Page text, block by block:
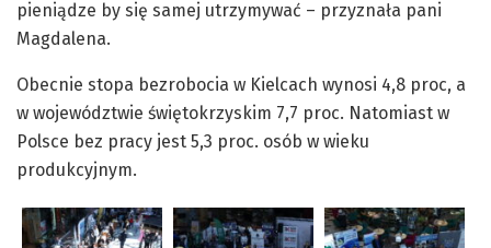
pieniądze by się samej utrzymywać – przyznała pani
Magdalena.
Obecnie stopa bezrobocia w Kielcach wynosi 4,8 proc, a
w województwie świętokrzyskim 7,7 proc. Natomiast w
Polsce bez pracy jest 5,3 proc. osób w wieku
produkcyjnym.